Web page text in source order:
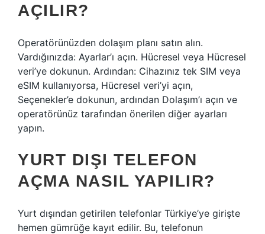
AÇILIR?
Operatörünüzden dolaşım planı satın alın.
Vardığınızda: Ayarlar’ı açın. Hücresel veya Hücresel
veri’ye dokunun. Ardından: Cihazınız tek SIM veya
eSIM kullanıyorsa, Hücresel veri’yi açın,
Seçenekler’e dokunun, ardından Dolaşım’ı açın ve
operatörünüz tarafından önerilen diğer ayarları
yapın.
YURT DIŞI TELEFON
AÇMA NASIL YAPILIR?
Yurt dışından getirilen telefonlar Türkiye’ye girişte
hemen gümrüğe kayıt edilir. Bu, telefonun